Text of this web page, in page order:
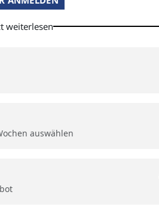
weiterlesen
auswählen